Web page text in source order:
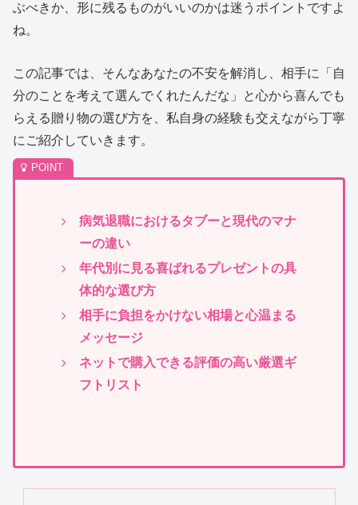
ぶべきか、形に残るものがいいのかは迷うポイントですよ
ね。
この記事では、そんなあなたの不安を解消し、相手に「自
分のことを考えて選んでくれたんだな」と心から喜んでも
らえる贈り物の選び方を、私自身の経験も交えながら丁寧
にご紹介していきます。
病気退職におけるタブーと現代のマナ
ーの違い
年代別に見る喜ばれるプレゼントの具
体的な選び方
相手に負担をかけない相場と心温まる
メッセージ
ネットで購入できる評価の高い厳選ギ
フトリスト